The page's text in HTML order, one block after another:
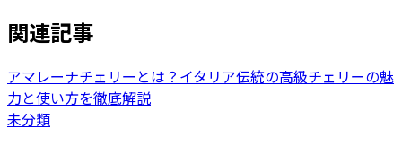
関連記事
アマレーナチェリーとは？イタリア伝統の高級チェリーの魅
力と使い方を徹底解説
未分類